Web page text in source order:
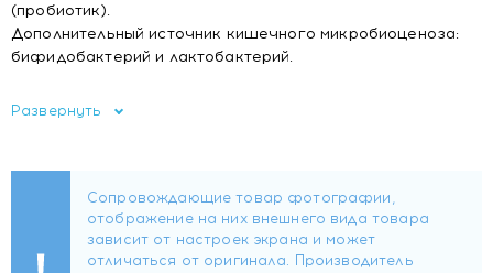
(пробиотик).
Дополнительный источник кишечного микробиоценоза:
бифидобактерий и лактобактерий.
Состав
красители: титана диоксид, азорубин, хинолиновый
желтый, патентованный голубой, бриллиантовый черный
PN), клюквенный концентрированный порошок, бактерии
рода Bifidobacterium, бактерии рода Lactobacillus, агент
антислеживающий магниевые соли жирных кислот.
Развернуть